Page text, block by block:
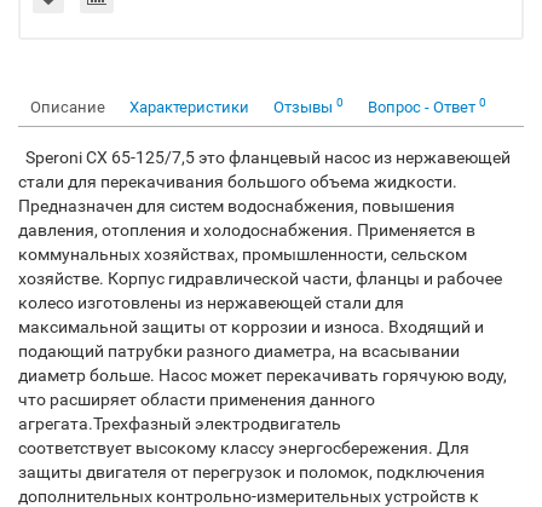
Описание Характеристики Отзывы 0 Вопрос - Ответ 0
Speroni CX 65-125/7,5 это фланцевый насос из нержавеющей
стали для перекачивания большого объема жидкости.
Предназначен для систем водоснабжения, повышения
давления, отопления и холодоснабжения. Применяется в
коммунальных хозяйствах, промышленности, сельском
хозяйстве. Корпус гидравлической части, фланцы и рабочее
колесо изготовлены из нержавеющей стали для
максимальной защиты от коррозии и износа. Входящий и
подающий патрубки разного диаметра, на всасывании
диаметр больше. Насос может перекачивать горячуюю воду,
что расширяет области применения данного
агрегата.Трехфазный электродвигатель
соответствует высокому классу энергосбережения. Для
защиты двигателя от перегрузок и поломок, подключения
дополнительных контрольно-измерительных устройств к